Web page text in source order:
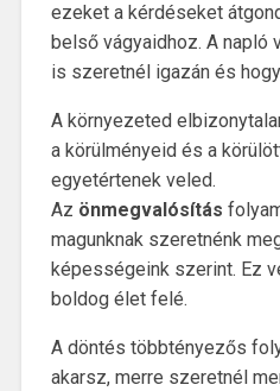
ezeket a kérdéseket
belső vágyaidhoz. A
is szeretnél igazán és
A környezeted
a körülményeid és a
egyetértenek veled.
Az önmegvalósítás
magunknak szeretnénk
képességeink szerint. Ez
boldog élet felé.
A döntés többtényezős
akarsz, merre szeretnél